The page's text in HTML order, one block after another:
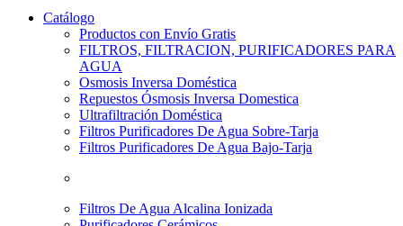
Catálogo
Productos con Envío Gratis
FILTROS, FILTRACION, PURIFICADORES PARA
AGUA
Osmosis Inversa Doméstica
Repuestos Ósmosis Inversa Domestica
Ultrafiltración Doméstica
Filtros Purificadores De Agua Sobre-Tarja
Filtros Purificadores De Agua Bajo-Tarja
Filtros De Agua Alcalina Ionizada